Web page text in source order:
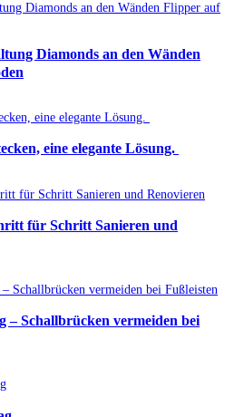
Diamonds an den Wänden
eine elegante Lösung.
für Schritt Sanieren und
– Schallbrücken vermeiden bei